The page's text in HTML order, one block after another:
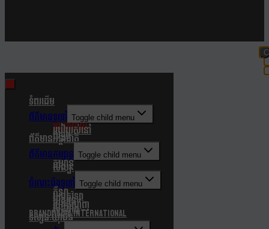
ទំពរដើម
ព័ត៌មានទូទៅ Toggle child menu
នយោបាយ
របៀបរស់នៅ
សង្គម
ព័ត៌មានអន្តរជាតិ
ព័ត៌មានកម្សាន្ត Toggle child menu
កម្សាន្ត
សិល្បៈ
ចំណេះដឹងទូទៅ Toggle child menu
កីឡា
បច្ចេកវិទ្យា
បរិស្ថាន
របកគំហើញ
សុខភាព
Brandmedia international
ទស្សនៈយុវជន